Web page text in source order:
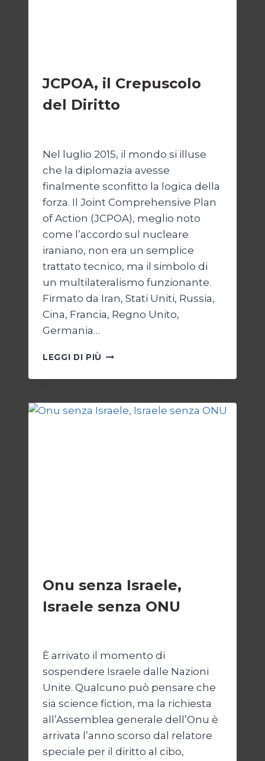
JCPOA, il Crepuscolo
del Diritto
Nel luglio 2015, il mondo si illuse
che la diplomazia avesse
finalmente sconfitto la logica della
forza. Il Joint Comprehensive Plan
of Action (JCPOA), meglio noto
come l’accordo sul nucleare
iraniano, non era un semplice
trattato tecnico, ma il simbolo di
un multilateralismo funzionante.
Firmato da Iran, Stati Uniti, Russia,
Cina, Francia, Regno Unito,
Germania…
LEGGI DI PIÙ JCPOA,
CREPUSCOLO
DIRITTO
Onu senza Israele,
Israele senza ONU
È arrivato il momento di
sospendere Israele dalle Nazioni
Unite. Qualcuno può pensare che
sia science fiction, ma la richiesta
all’Assemblea generale dell’Onu è
arrivata l’anno scorso dal relatore
speciale per il diritto al cibo,